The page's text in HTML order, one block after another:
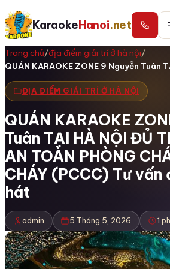
KaraokeHanoi.net
Trang chủ/địa điểm giải trí ở hà nội/
QUÁN KARAOKE ZONE 9 Nguyễn Tuân
ĐỊA ĐIỂM GIẢI TRÍ Ở HÀ NỘI
QUÁN KARAOKE
Tuân TẠI HÀ NỘI ĐỦ
AN TOÀN PHÒNG
CHÁY (PCCC) Tư
hát
admin 5 Tháng 5, 2026 1